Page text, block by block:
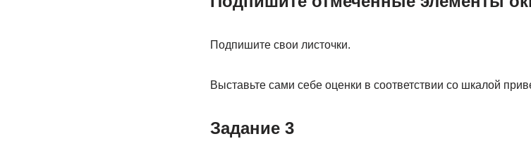
Подпишите свои листочки.
Выставьте сами себе оценки в соответствии со шкалой
Задание 3